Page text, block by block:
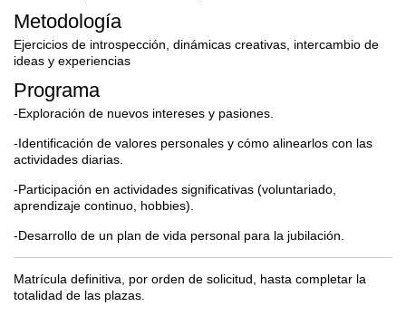
Metodología
Ejercicios de introspección, dinámicas creativas, intercambio de
ideas y experiencias
Programa
-Exploración de nuevos intereses y pasiones.
-Identificación de valores personales y cómo alinearlos con las
actividades diarias.
-Participación en actividades significativas (voluntariado,
aprendizaje continuo, hobbies).
-Desarrollo de un plan de vida personal para la jubilación.
Matrícula definitiva, por orden de solicitud, hasta completar la
totalidad de las plazas.